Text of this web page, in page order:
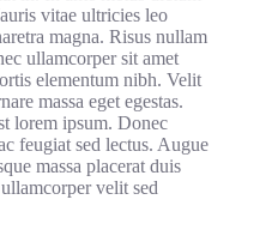
vitae ultricies leo
magna. Risus nullam
ullamcorper sit amet
elementum nibh. Velit
massa eget egestas.
lorem ipsum. Donec
feugiat sed lectus. Augue
massa placerat duis
velit sed